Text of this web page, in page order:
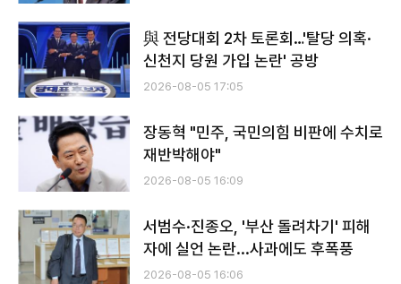
與 전당대회 2차 토론회…'탈당 의혹·
신천지 당원 가입 논란' 공방
2026-08-05 17:05
장동혁 "민주, 국민의힘 비판에 수치로
재반박해야"
2026-08-05 16:09
서범수·진종오, '부산 돌려차기' 피해
자에 실언 논란...사과에도 후폭풍
2026-08-05 16:06